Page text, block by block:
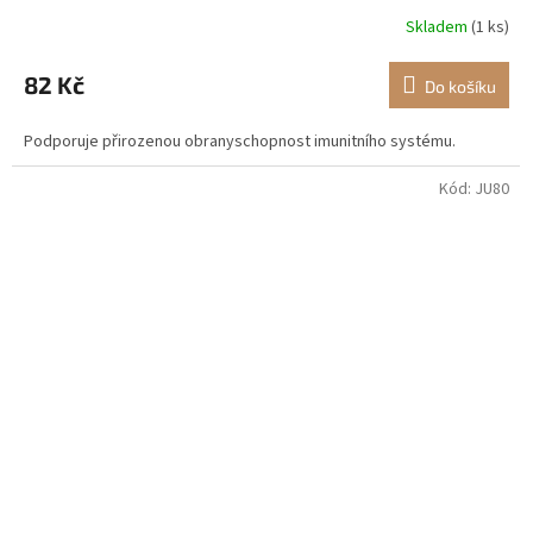
Skladem (1 ks)
82 Kč Do košíku
Podporuje přirozenou obranyschopnost imunitního systému.
Kód: JU80